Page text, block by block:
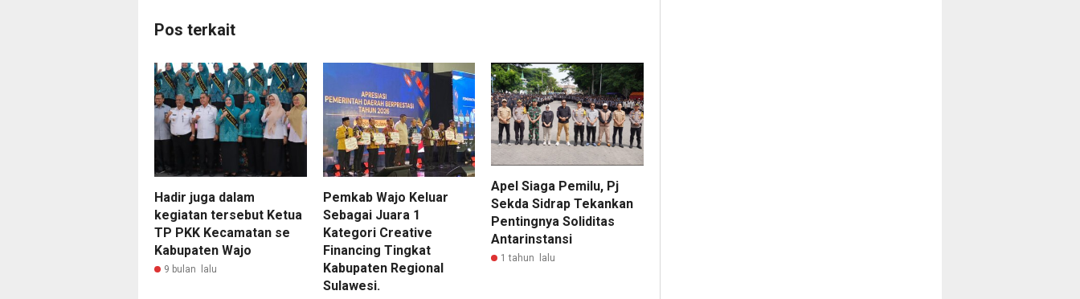
Pos terkait
Hadir juga dalam
kegiatan tersebut Ketua
TP PKK Kecamatan se
Kabupaten Wajo
9 bulan lalu
Pemkab Wajo Keluar
Sebagai Juara 1
Kategori Creative
Financing Tingkat
Kabupaten Regional
Sulawesi.
Apel Siaga Pemilu, Pj
Sekda Sidrap Tekankan
Pentingnya Soliditas
Antarinstansi
1 tahun lalu